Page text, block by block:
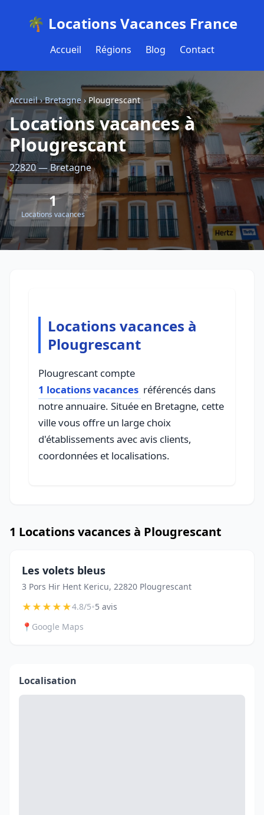
🌴 Locations Vacances France
Accueil Régions Blog Contact
Accueil›Bretagne›Plougrescant
Locations vacances à
Plougrescant
22820 — Bretagne
1
Locations vacances
Locations vacances à
Plougrescant
Plougrescant compte
1 locations vacances référencés dans
notre annuaire. Située en Bretagne, cette
ville vous offre un large choix
d'établissements avec avis clients,
coordonnées et localisations.
1 Locations vacances à Plougrescant
Les volets bleus
3 Pors Hir Hent Kericu, 22820 Plougrescant
★★★★★4.8/5•5 avis
📍 Google Maps
Localisation